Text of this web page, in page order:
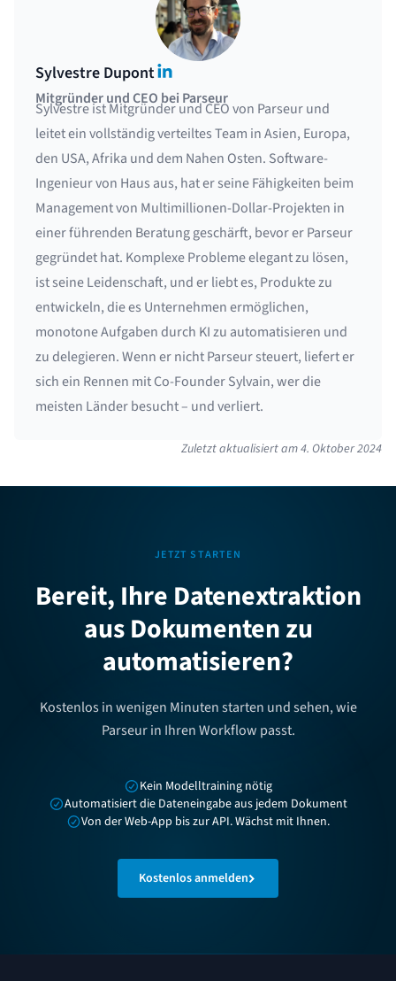
Sylvestre DupontLinkedIn
Mitgründer und CEO bei Parseur
Sylvestre ist Mitgründer und CEO von Parseur und
leitet ein vollständig verteiltes Team in Asien, Europa,
den USA, Afrika und dem Nahen Osten. Software-
Ingenieur von Haus aus, hat er seine Fähigkeiten beim
Management von Multimillionen-Dollar-Projekten in
einer führenden Beratung geschärft, bevor er Parseur
gegründet hat. Komplexe Probleme elegant zu lösen,
ist seine Leidenschaft, und er liebt es, Produkte zu
entwickeln, die es Unternehmen ermöglichen,
monotone Aufgaben durch KI zu automatisieren und
zu delegieren. Wenn er nicht Parseur steuert, liefert er
sich ein Rennen mit Co-Founder Sylvain, wer die
meisten Länder besucht – und verliert.
Zuletzt aktualisiert am4. Oktober 2024
JETZT STARTEN
Bereit, Ihre Datenextraktion
aus Dokumenten zu
automatisieren?
Kostenlos in wenigen Minuten starten und sehen, wie
Parseur in Ihren Workflow passt.
Kein Modelltraining nötig
Automatisiert die Dateneingabe aus jedem Dokument
Von der Web-App bis zur API. Wächst mit Ihnen.
Kostenlos anmelden